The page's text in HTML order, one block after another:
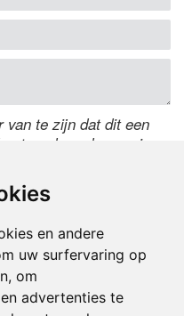
en andere
uw surfervaring op
om
advertenties te
van te zijn dat dit een
code over in